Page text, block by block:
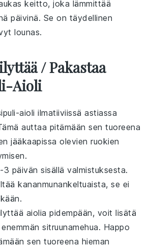
keitto, joka lämmittää
päivinä. Se on täydellinen
lounas.
/ Pakastaa
Aioli
aioli ilmatiiviissä astiassa
auttaa pitämään sen tuoreena
jääkaapissa olevien ruokien
päivän sisällä valmistuksesta.
kananmunankeltuaista, se ei
aiolia pidempään, voit lisätä
enemmänsitruunamehua. Happo
sen tuoreena hieman